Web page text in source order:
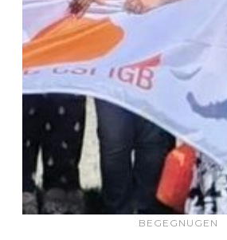
BEGEGNUGEN